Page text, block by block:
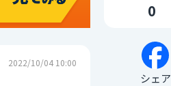
2022/10/04 10:00
0
シェア